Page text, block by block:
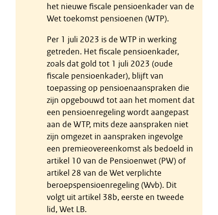
het nieuwe fiscale pensioenkader van de
Wet toekomst pensioenen (WTP).
Per 1 juli 2023 is de WTP in werking
getreden. Het fiscale pensioenkader,
zoals dat gold tot 1 juli 2023 (oude
fiscale pensioenkader), blijft van
toepassing op pensioenaanspraken die
zijn opgebouwd tot aan het moment dat
een pensioenregeling wordt aangepast
aan de WTP, mits deze aanspraken niet
zijn omgezet in aanspraken ingevolge
een premieovereenkomst als bedoeld in
artikel 10 van de Pensioenwet (PW) of
artikel 28 van de Wet verplichte
beroepspensioenregeling (Wvb). Dit
volgt uit artikel 38b, eerste en tweede
lid, Wet LB.